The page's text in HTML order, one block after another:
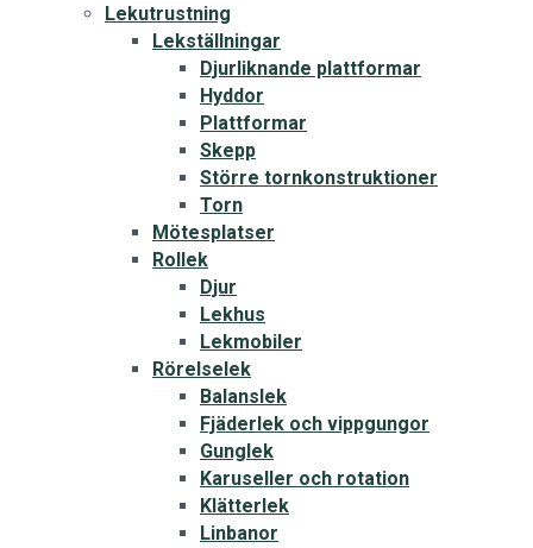
Lekutrustning
Lekställningar
Djurliknande plattformar
Hyddor
Plattformar
Skepp
Större tornkonstruktioner
Torn
Mötesplatser
Rollek
Djur
Lekhus
Lekmobiler
Rörelselek
Balanslek
Fjäderlek och vippgungor
Gunglek
Karuseller och rotation
Klätterlek
Linbanor